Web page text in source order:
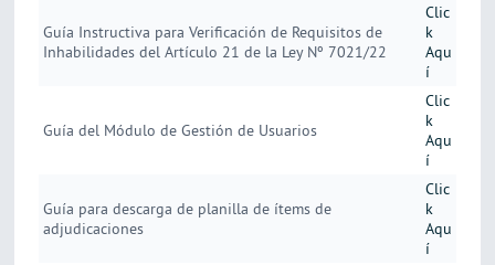
Guía Instructiva para Verificación de Requisitos de
Inhabilidades del Artículo 21 de la Ley Nº 7021/22
Clic
k
Aqu
í
Guía del Módulo de Gestión de Usuarios
Clic
k
Aqu
í
Guía para descarga de planilla de ítems de
adjudicaciones
Clic
k
Aqu
í